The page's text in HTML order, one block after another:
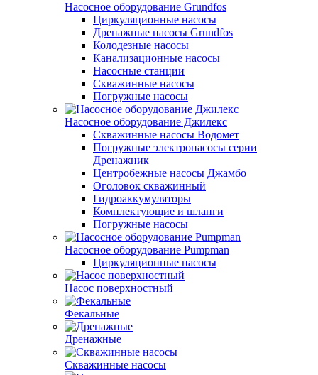
Насосное оборудование Grundfos
Циркуляционные насосы
Дренажные насосы Grundfos
Колодезные насосы
Канализационные насосы
Насосные станции
Скважинные насосы
Погружные насосы
Насосное оборудование Джилекс
Скважинные насосы Водомет
Погружные электронасосы серии
Дренажник
Центробежные насосы Джамбо
Оголовок скважинный
Гидроаккумуляторы
Комплектующие и шланги
Погружные насосы
Насосное оборудование Pumpman
Циркуляционные насосы
Насос поверхностный
Фекальные
Дренажные
Скважинные насосы